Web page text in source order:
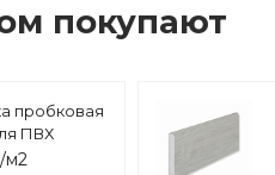
покупают
пробковая
ПВХ
м2